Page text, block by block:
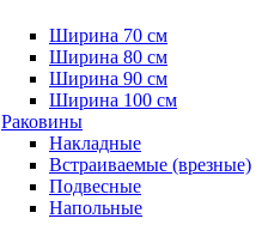
Ширина 70 см
Ширина 80 см
Ширина 90 см
Ширина 100 см
Раковины
Накладные
Встраиваемые (врезные)
Подвесные
Напольные